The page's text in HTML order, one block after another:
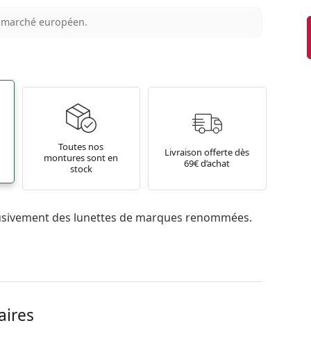
européen.
Toutes nos
montures sont en
stock
Livraison offerte dès
69€ d’achat
des lunettes de marques renommées.